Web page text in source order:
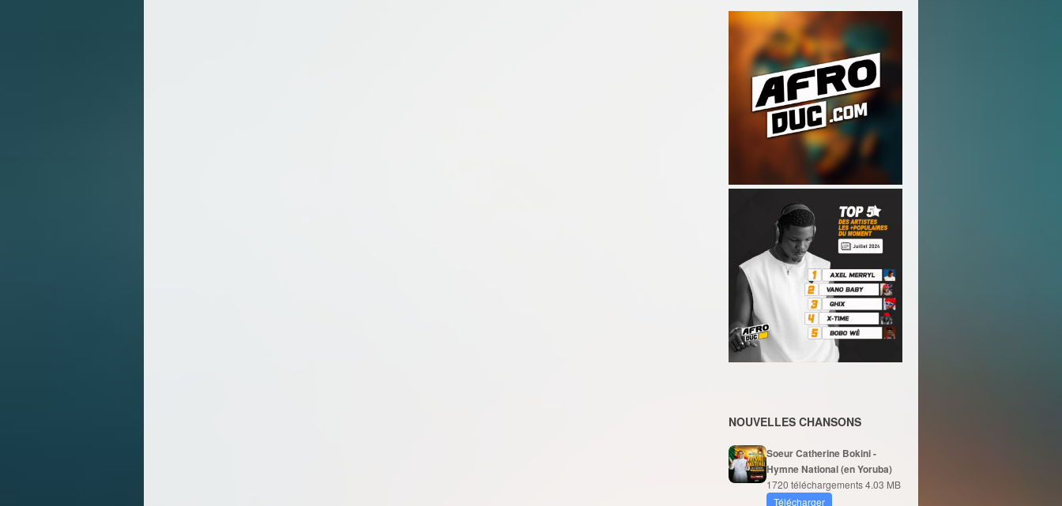
NOUVELLES CHANSONS
Soeur Catherine Bokini -
Hymne National (en Yoruba)
1720 téléchargements4.03 MB
Télécharger